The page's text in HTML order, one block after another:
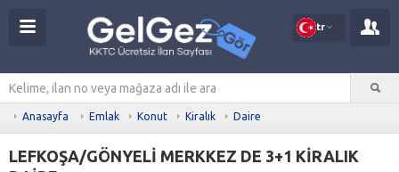
tr
Anasayfa Emlak Konut Kiralık Daire
LEFKOŞA/GÖNYELİ MERKKEZ DE 3+1 KİRALIK